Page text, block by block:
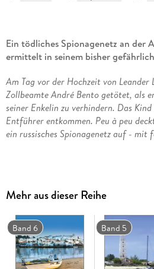
Ein tödliches Spionagenetz an der
ermittelt in seinem bisher
Am Tag vor der Hochzeit von Leander
Zollbeamte André Bento getötet, als
seiner Enkelin zu verhindern. Das
Entführer entkommen. Peu à peu
ein russisches Spionagenetz auf - mit
dazu trifft Victor Fjodorow, Oberst
hochriskanten Mission im Gepäck.
wird seine Tochter aus einem
entlassen. Außerdem findet sich
hochrangiger US-Militär inFaro
Mehr aus dieser Reihe
Band 6 Band 5